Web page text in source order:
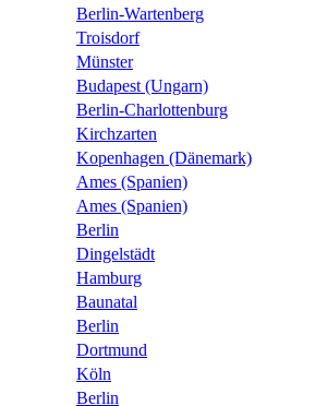
Berlin-Wartenberg
Troisdorf
Münster
Budapest (Ungarn)
Berlin-Charlottenburg
Kirchzarten
Kopenhagen (Dänemark)
Ames (Spanien)
Ames (Spanien)
Berlin
Dingelstädt
Hamburg
Baunatal
Berlin
Dortmund
Köln
Berlin